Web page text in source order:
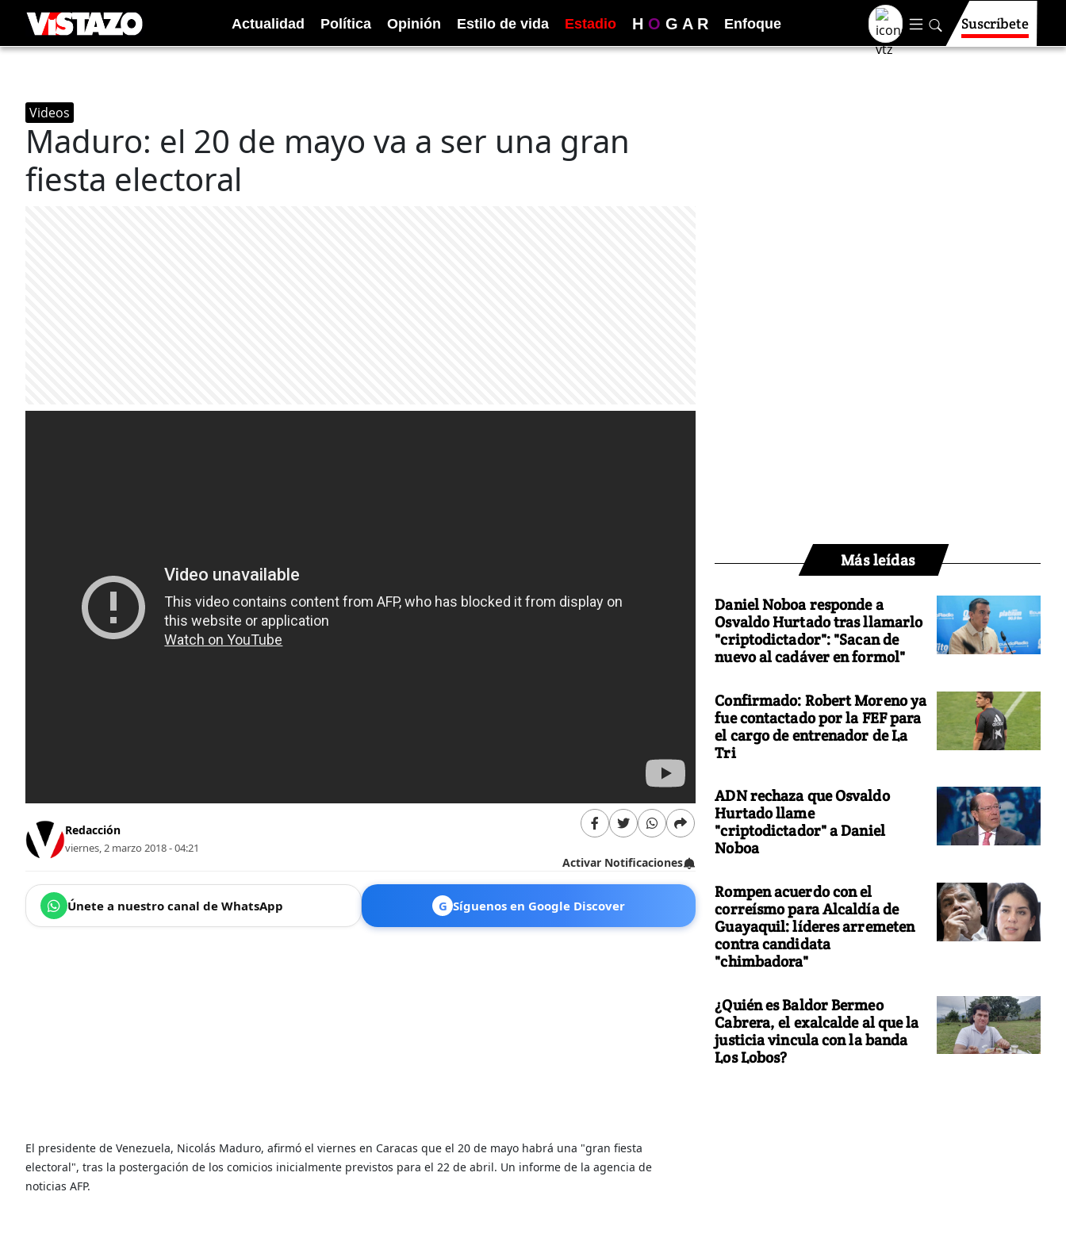
Actualidad Política Opinión Estilo de vida Estadio H O G A R Enfoque Suscríbete
Videos
Maduro: el 20 de mayo va a ser una gran
fiesta electoral
Redacción
viernes, 2 marzo 2018 - 04:21
Activar Notificaciones
Únete a nuestro canal de WhatsApp G Síguenos en Google Discover
El presidente de Venezuela, Nicolás Maduro, afirmó el viernes en Caracas que el 20 de mayo habrá una "gran fiesta
electoral", tras la postergación de los comicios inicialmente previstos para el 22 de abril. Un informe de la agencia de
noticias AFP.
Más leídas
Daniel Noboa responde a
Osvaldo Hurtado tras llamarlo
"criptodictador": "Sacan de
nuevo al cadáver en formol"
Confirmado: Robert Moreno ya
fue contactado por la FEF para
el cargo de entrenador de La
Tri
ADN rechaza que Osvaldo
Hurtado llame
"criptodictador" a Daniel
Noboa
Rompen acuerdo con el
correísmo para Alcaldía de
Guayaquil: líderes arremeten
contra candidata
"chimbadora"
¿Quién es Baldor Bermeo
Cabrera, el exalcalde al que la
justicia vincula con la banda
Los Lobos?